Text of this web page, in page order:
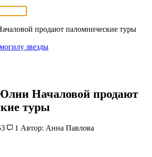
продают паломнические туры
звезды
Началовой продают
туры
1 Автор: Анна Павлова